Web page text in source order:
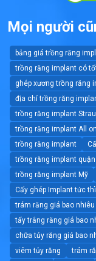
Mọi người
bảng giá trồng răng
trồng răng implant có
ghép xương trồng răng
địa chỉ trồng răng
trồng răng implant
trồng răng implant All
trồng răng implant
trồng răng implant quận
trồng răng implant Mỹ
Cấy ghép Implant tức thì
trám răng giá bao nhiêu
tẩy trắng răng giá bao
chữa tủy răng giá bao
viêm tủy răng
trám